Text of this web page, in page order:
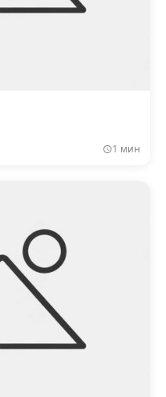
1 мин